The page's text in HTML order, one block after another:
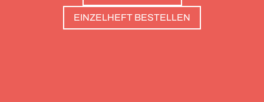
haben: Sie sind die perfekte Basis, um Gipfel zu
stürmen. Und sie haben wunderschöne Pools, um
EINZELHEFT BESTELLEN